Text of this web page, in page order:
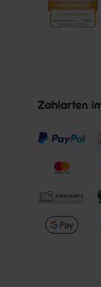
Zahlarten